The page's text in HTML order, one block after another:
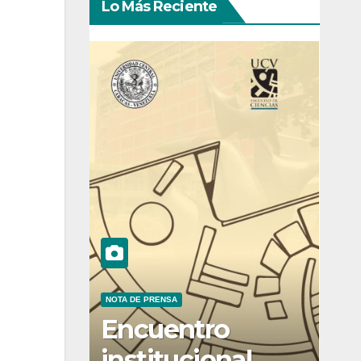
Lo Más Reciente
NOTA DE PRENSA
Encuentro